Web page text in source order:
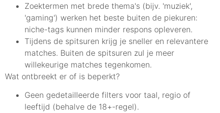
Zoektermen met brede thema's (bijv. 'muziek',
'gaming') werken het beste buiten de piekuren:
niche-tags kunnen minder respons opleveren.
Tijdens de spitsuren krijg je sneller en relevantere
matches. Buiten de spitsuren zul je meer
willekeurige matches tegenkomen.
Wat ontbreekt er of is beperkt?
Geen gedetailleerde filters voor taal, regio of
leeftijd (behalve de 18+-regel).